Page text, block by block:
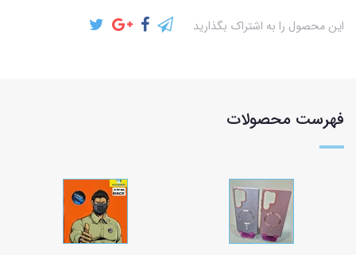
این محصول را به اشتراک بگذارید
فهرست محصولات